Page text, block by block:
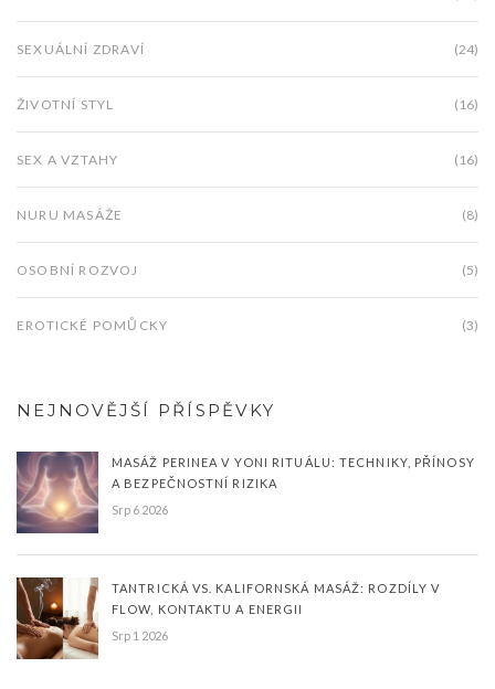
SEXUÁLNÍ ZDRAVÍ (24)
ŽIVOTNÍ STYL (16)
SEX A VZTAHY (16)
NURU MASÁŽE (8)
OSOBNÍ ROZVOJ (5)
EROTICKÉ POMŮCKY (3)
NEJNOVĚJŠÍ PŘÍSPĚVKY
MASÁŽ PERINEA V YONI RITUÁLU: TECHNIKY, PŘÍNOSY
A BEZPEČNOSTNÍ RIZIKA
Srp 6 2026
TANTRICKÁ VS. KALIFORNSKÁ MASÁŽ: ROZDÍLY V
FLOW, KONTAKTU A ENERGII
Srp 1 2026